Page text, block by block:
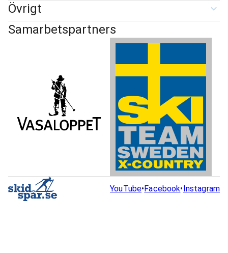
Övrigt
Samarbetspartners
YouTube•Facebook•Instagram